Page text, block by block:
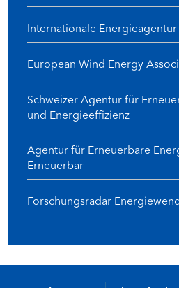
Internationale Energieagentur
European Wind Energy
Schweizer Agentur für
und Energieeffizienz
Agentur für Erneuerbare
Erneuerbar
Forschungsradar